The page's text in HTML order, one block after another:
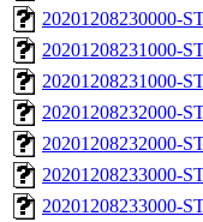
20201208230000-
20201208231000-
20201208231000-
20201208232000-
20201208232000-
20201208233000-
20201208233000-